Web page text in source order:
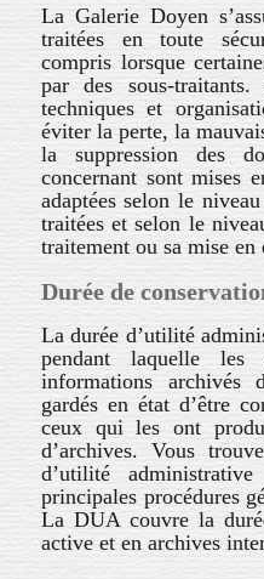
La Galerie Doyen
traitées en toute
compris lorsque
par des sous-
techniques et
éviter la perte, la
la suppression des
concernant sont mises
adaptées selon le
traitées et selon le
traitement ou sa mise
Durée de
La durée d’utilité
pendant laquelle les
informations archivés
gardés en état d’être
ceux qui les ont
d’archives. Vous
d’utilité
principales procédures
La DUA couvre la
active et en archives